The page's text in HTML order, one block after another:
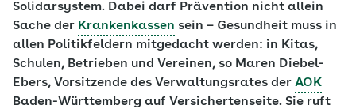
Solidarsystem. Dabei darf Prävention nicht allein
Sache der Krankenkassen sein – Gesundheit muss in
allen Politikfeldern mitgedacht werden: in Kitas,
Schulen, Betrieben und Vereinen, so Maren Diebel-
Ebers, Vorsitzende des Verwaltungsrates der AOK
Baden-Württemberg auf Versichertenseite. Sie ruft